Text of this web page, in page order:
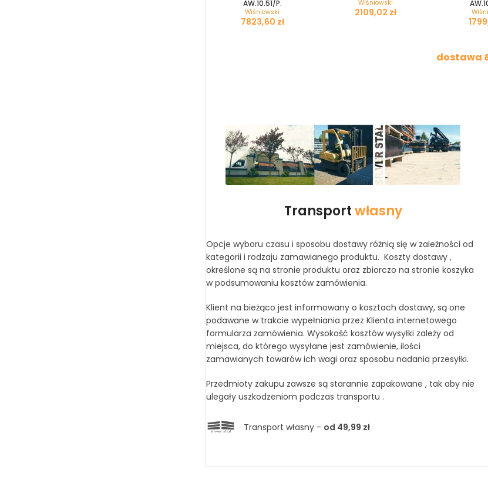
AW.10.51/P.
Wiśniowski
zł
Wiśniowski
zł
dostawa
Transportwłasny
Opcje wyboru czasu i sposobu dostawy różnią się w zależności od
kategorii i rodzaju zamawianego produktu. Koszty dostawy ,
określone są na stronie produktu oraz zbiorczo na stronie koszyka
w podsumowaniu kosztów zamówienia.
Klient na bieżąco jest informowany o kosztach dostawy, są one
podawane w trakcie wypełniania przez Klienta internetowego
formularza zamówienia. Wysokość kosztów wysyłki zależy od
miejsca, do którego wysyłane jest zamówienie, ilości
zamawianych towarów ich wagi oraz sposobu nadania przesyłki.
Przedmioty zakupu zawsze są starannie zapakowane , tak aby nie
ulegały uszkodzeniom podczas transportu .
Transport własny - od 49,99 zł